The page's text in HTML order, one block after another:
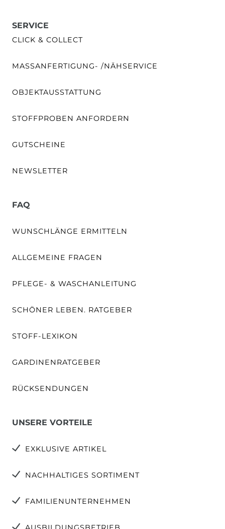
SERVICE
CLICK & COLLECT
MASSANFERTIGUNG- /NÄHSERVICE
OBJEKTAUSSTATTUNG
STOFFPROBEN ANFORDERN
GUTSCHEINE
NEWSLETTER
FAQ
WUNSCHLÄNGE ERMITTELN
ALLGEMEINE FRAGEN
PFLEGE- & WASCHANLEITUNG
SCHÖNER LEBEN. RATGEBER
STOFF-LEXIKON
GARDINENRATGEBER
RÜCKSENDUNGEN
UNSERE VORTEILE
EXKLUSIVE ARTIKEL
NACHHALTIGES SORTIMENT
FAMILIENUNTERNEHMEN